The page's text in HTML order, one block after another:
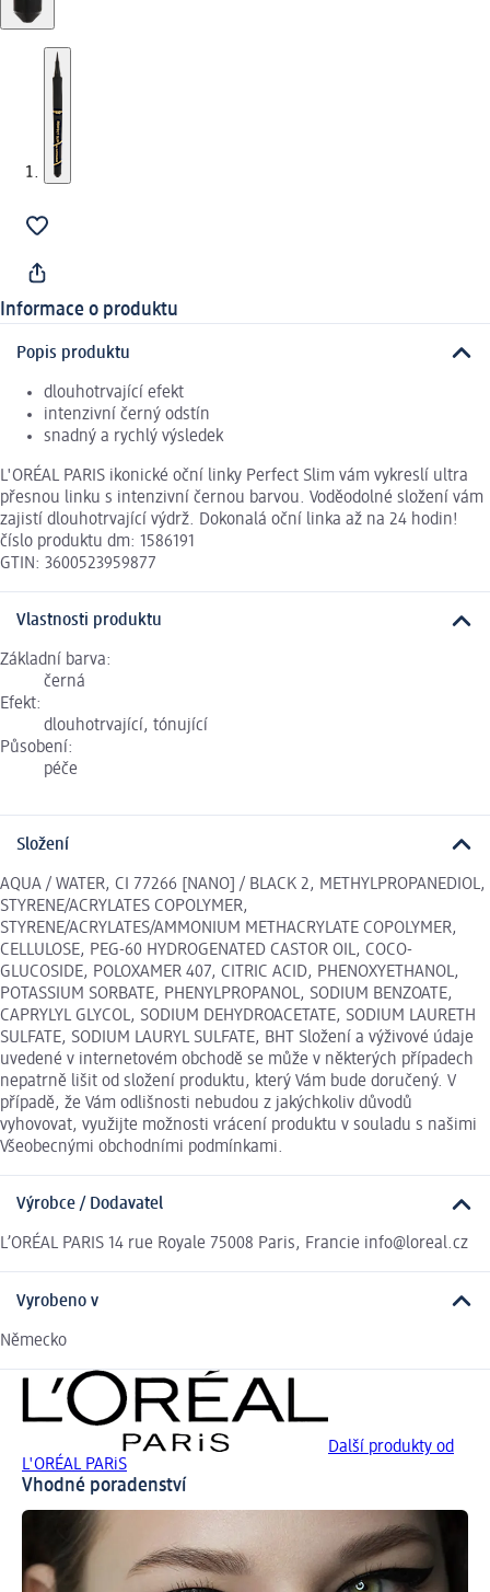
Informace o produktu
Popis produktu
dlouhotrvající efekt
intenzivní černý odstín
snadný a rychlý výsledek
L'ORÉAL PARIS ikonické oční linky Perfect Slim vám vykreslí ultra
přesnou linku s intenzivní černou barvou. Voděodolné složení vám
zajistí dlouhotrvající výdrž. Dokonalá oční linka až na 24 hodin!
číslo produktu dm: 1586191
GTIN: 3600523959877
Vlastnosti produktu
Základní barva:
černá
Efekt:
dlouhotrvající, tónující
Působení:
péče
Složení
AQUA / WATER, CI 77266 [NANO] / BLACK 2, METHYLPROPANEDIOL,
STYRENE/ACRYLATES COPOLYMER,
STYRENE/ACRYLATES/AMMONIUM METHACRYLATE COPOLYMER,
CELLULOSE, PEG-60 HYDROGENATED CASTOR OIL, COCO-
GLUCOSIDE, POLOXAMER 407, CITRIC ACID, PHENOXYETHANOL,
POTASSIUM SORBATE, PHENYLPROPANOL, SODIUM BENZOATE,
CAPRYLYL GLYCOL, SODIUM DEHYDROACETATE, SODIUM LAURETH
SULFATE, SODIUM LAURYL SULFATE, BHT Složení a výživové údaje
uvedené v internetovém obchodě se může v některých případech
nepatrně lišit od složení produktu, který Vám bude doručený. V
případě, že Vám odlišnosti nebudou z jakýchkoliv důvodů
vyhovovat, využijte možnosti vrácení produktu v souladu s našimi
Všeobecnými obchodními podmínkami.
Výrobce / Dodavatel
L’ORÉAL PARIS 14 rue Royale 75008 Paris, Francie info@loreal.cz
Vyrobeno v
Německo
Další produkty od
L'ORÉAL PARiS
Vhodné poradenství